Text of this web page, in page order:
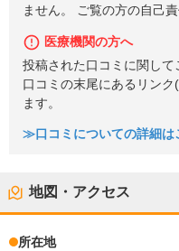
ません。 ご覧の方の自己
医療機関の方へ
投稿された口コミに関し
口コミの末尾にあるリン
ます。
≫口コミについての詳細は
地図・アクセス
所在地